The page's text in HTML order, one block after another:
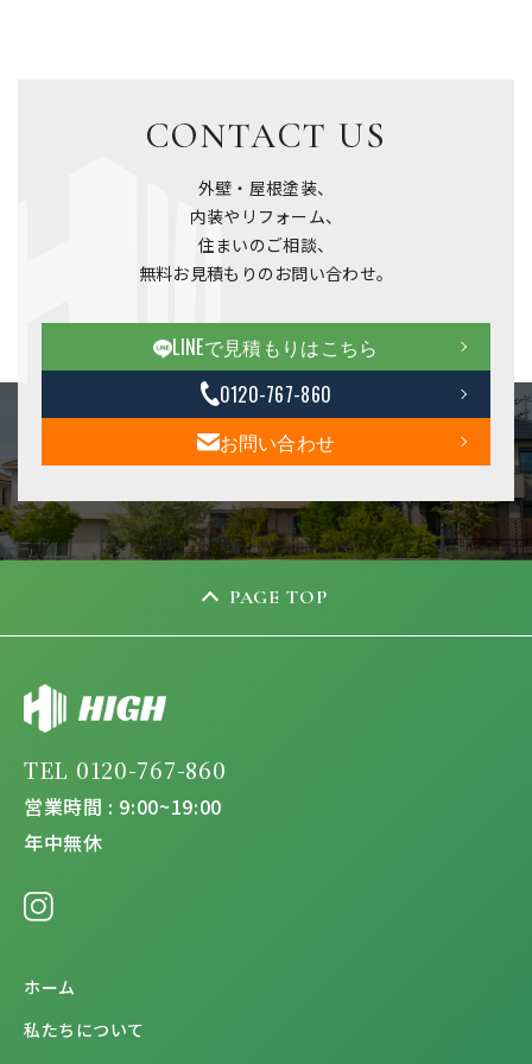
CONTACT US
外壁・屋根塗装、
内装やリフォーム、
住まいのご相談、
無料お見積もりのお問い合わせ。
LINEで見積もりはこちら
0120-767-860
お問い合わせ
PAGE TOP
TEL 0120-767-860
営業時間 : 9:00~19:00
年中無休
ホーム
私たちについて